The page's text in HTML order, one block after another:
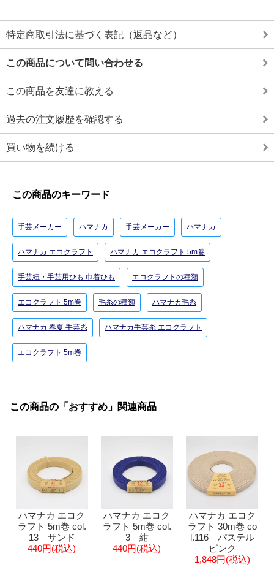
特定商取引法に基づく表記（返品など）
この商品について問い合わせる
この商品を友達に教える
過去の注文履歴を確認する
買い物を続ける
この商品のキーワード
手芸メーカー ハマナカ 手芸メーカー ハマナカ
ハマナカ エコクラフト ハマナカ エコクラフト 5m巻
手芸紐・手芸用ひも 巾着ひも エコクラフトの種類
エコクラフト 5m巻 毛糸の種類 ハマナカ毛糸
ハマナカ 春夏 手芸糸 ハマナカ手芸糸 エコクラフト
エコクラフト 5m巻
この商品の「おすすめ」関連商品
ハマナカ エコク
ラフト 5m巻 col.
13 サンド
440円(税込)
ハマナカ エコク
ラフト 5m巻 col.
3 紺
440円(税込)
ハマナカ エコク
ラフト 30m巻 co
l.116 パステル
ピンク
1,848円(税込)